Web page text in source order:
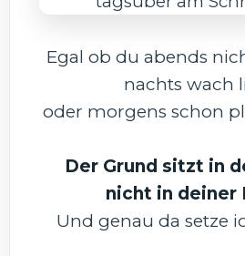
Egal ob du abends
nachts wach
oder morgens schon
Der Grund sitzt in
nicht in deiner
Und genau da setze